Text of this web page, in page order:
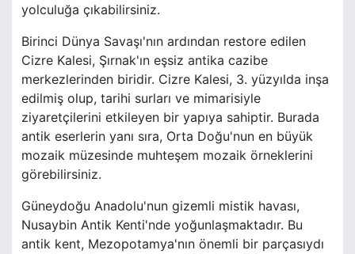
yolculuğa çıkabilirsiniz.
Birinci Dünya Savaşı'nın ardından restore edilen
Cizre Kalesi, Şırnak'ın eşsiz antika cazibe
merkezlerinden biridir. Cizre Kalesi, 3. yüzyılda inşa
edilmiş olup, tarihi surları ve mimarisiyle
ziyaretçilerini etkileyen bir yapıya sahiptir. Burada
antik eserlerin yanı sıra, Orta Doğu'nun en büyük
mozaik müzesinde muhteşem mozaik örneklerini
görebilirsiniz.
Güneydoğu Anadolu'nun gizemli mistik havası,
Nusaybin Antik Kenti'nde yoğunlaşmaktadır. Bu
antik kent, Mezopotamya'nın önemli bir parçasıydı